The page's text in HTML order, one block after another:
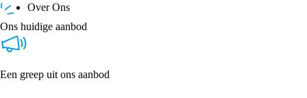
Over Ons
Ons huidige aanbod
Een greep uit ons aanbod